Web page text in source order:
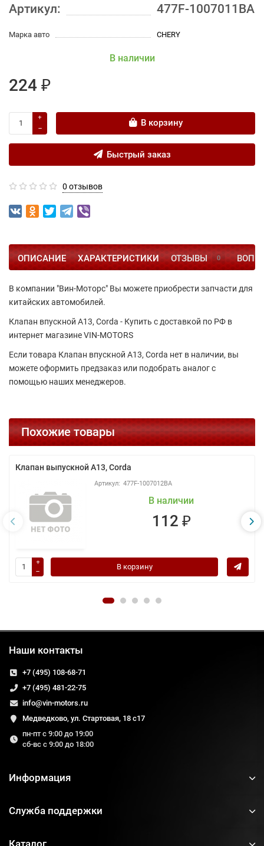
Артикул: 477F-1007011BA
Марка авто CHERY
В наличии
224 ₽
В корзину
Быстрый заказ
0 отзывов
ОПИСАНИЕ ХАРАКТЕРИСТИКИ ОТЗЫВЫ 0
В компании "Вин-Моторс" Вы можете приобрести запчасти для
китайских автомобилей.
Клапан впускной A13, Corda - Купить с доставкой по РФ в
интернет магазине VIN-MOTORS
Если товара Клапан впускной A13, Corda нет в наличии, вы
можете оформить предзаказ или подобрать аналог с
помощью наших менеджеров.
Похожие товары
Клапан выпускной A13, Corda
477F-1007012BA
В наличии
112 ₽
В корзину
Наши контакты
+7 (495) 108-68-71
+7 (495) 481-22-75
info@vin-motors.ru
Медведково, ул. Стартовая, 18 с17
пн-пт с 9:00 до 19:00
сб-вс с 9:00 до 18:00
Информация
Служба поддержки
Каталог